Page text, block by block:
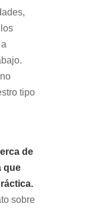
tipo
de
que
sobre